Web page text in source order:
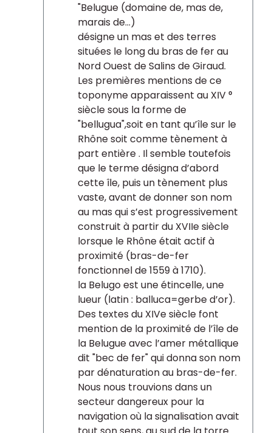
"Belugue (domaine de, mas de,
marais de...)
désigne un mas et des terres
situées le long du bras de fer au
Nord Ouest de Salins de Giraud.
Les premières mentions de ce
toponyme apparaissent au XIV °
siècle sous la forme de
"bellugua",soit en tant qu’île sur le
Rhône soit comme tènement à
part entière . Il semble toutefois
que le terme désigna d’abord
cette île, puis un tènement plus
vaste, avant de donner son nom
au mas qui s’est progressivement
construit à partir du XVIIe siècle
lorsque le Rhône était actif à
proximité (bras-de-fer
fonctionnel de 1559 à 1710).
la Belugo est une étincelle, une
lueur (latin : balluca=gerbe d’or).
Des textes du XIVe siècle font
mention de la proximité de l’île de
la Belugue avec l’amer métallique
dit "bec de fer" qui donna son nom
par dénaturation au bras-de-fer.
Nous nous trouvions dans un
secteur dangereux pour la
navigation où la signalisation avait